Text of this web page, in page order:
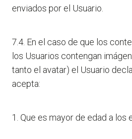
enviados por el Usuario.
7.4. En el caso de que los
los Usuarios contengan
tanto el avatar) el Usuario
acepta:
1. Que es mayor de edad a los